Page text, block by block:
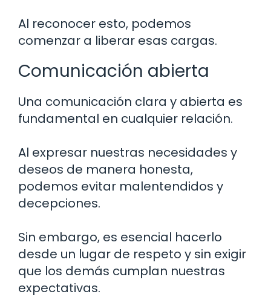
Al reconocer esto, podemos
comenzar a liberar esas cargas.
Comunicación abierta
Una comunicación clara y abierta es
fundamental en cualquier relación.
Al expresar nuestras necesidades y
deseos de manera honesta,
podemos evitar malentendidos y
decepciones.
Sin embargo, es esencial hacerlo
desde un lugar de respeto y sin exigir
que los demás cumplan nuestras
expectativas.